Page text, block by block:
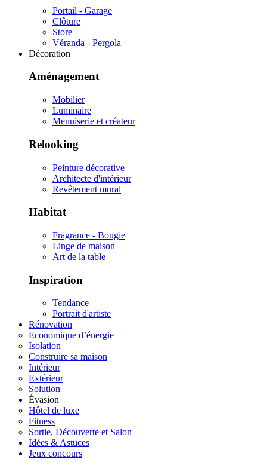
Portail - Garage
Clôture
Store
Véranda - Pergola
Décoration
Aménagement
Mobilier
Luminaire
Menuiserie et créateur
Relooking
Peinture décorative
Architecte d'intérieur
Revêtement mural
Habitat
Fragrance - Bougie
Linge de maison
Art de la table
Inspiration
Tendance
Portrait d'artiste
Rénovation
Economique d’énergie
Isolation
Construire sa maison
Intérieur
Extérieur
Solution
Évasion
Hôtel de luxe
Fitness
Sortie, Découverte et Salon
Idées & Astuces
Jeux concours